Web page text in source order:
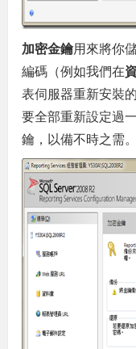
加密金鑰用來將你
編碼（例如我們在
表伺服器重新安裝
要全部重新設定過
鑰，以備不時之需。